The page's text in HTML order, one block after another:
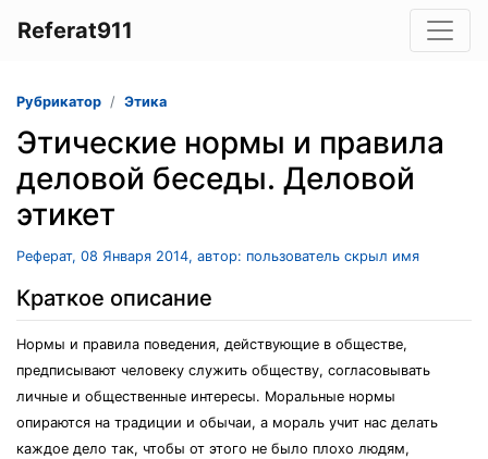
Referat911
Рубрикатор Этика
Этические нормы и правила
деловой беседы. Деловой
этикет
Реферат, 08 Января 2014, автор: пользователь скрыл имя
Краткое описание
Нормы и правила поведения, действующие в обществе,
предписывают человеку служить обществу, согласовывать
личные и общественные интересы. Моральные нормы
опираются на традиции и обычаи, а мораль учит нас делать
каждое дело так, чтобы от этого не было плохо людям,